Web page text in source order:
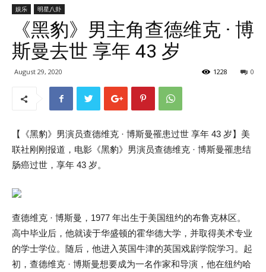
娱乐 明星八卦
《黑豹》男主角查德维克 · 博
斯曼去世 享年 43 岁
August 29, 2020 0
1228
【《黑豹》男演员查德维克 · 博斯曼罹患过世 享年 43 岁】美
联社刚刚报道，电影《黑豹》男演员查德维克 · 博斯曼罹患结
肠癌过世，享年 43 岁。
查德维克 · 博斯曼，1977 年出生于美国纽约的布鲁克林区。
高中毕业后，他就读于华盛顿的霍华德大学，并取得美术专业
的学士学位。随后，他进入英国牛津的英国戏剧学院学习。起
初，查德维克 · 博斯曼想要成为一名作家和导演，他在纽约哈